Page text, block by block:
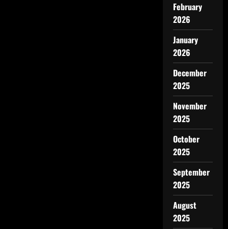
February
2026
January
2026
December
2025
November
2025
October
2025
September
2025
August
2025